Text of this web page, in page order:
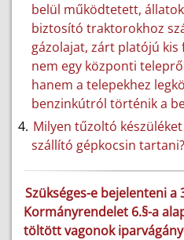
belül működtetett,
biztosító traktorokhoz
gázolajat, zárt platójú kis
nem egy központi
hanem a telepekhez
benzinkútról történik a
Milyen tűzoltó
szállító gépkocsin tartani?
Szükséges-e bejelenteni a
Kormányrendelet 6.§-a
töltött vagonok